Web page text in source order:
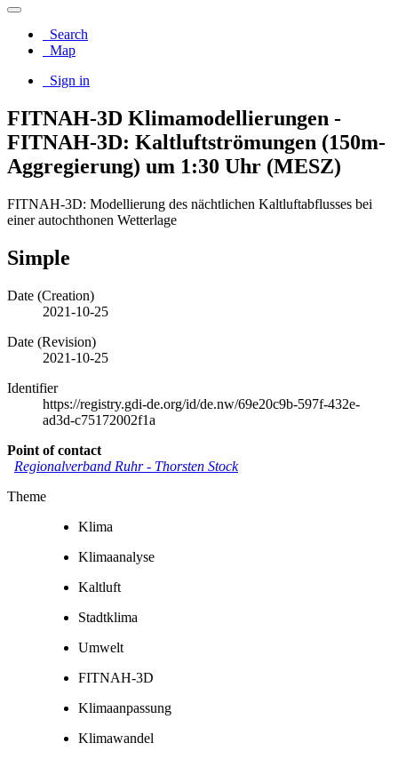
Search
Map
Sign in
FITNAH-3D Klimamodellierungen -
FITNAH-3D: Kaltluftströmungen (150m-
Aggregierung) um 1:30 Uhr (MESZ)
FITNAH-3D: Modellierung des nächtlichen Kaltluftabflusses bei
einer autochthonen Wetterlage
Simple
Date (Creation)
2021-10-25
Date (Revision)
2021-10-25
Identifier
https://registry.gdi-de.org/id/de.nw/69e20c9b-597f-432e-
ad3d-c75172002f1a
Point of contact
Regionalverband Ruhr- Thorsten Stock
Theme
Klima
Klimaanalyse
Kaltluft
Stadtklima
Umwelt
FITNAH-3D
Klimaanpassung
Klimawandel